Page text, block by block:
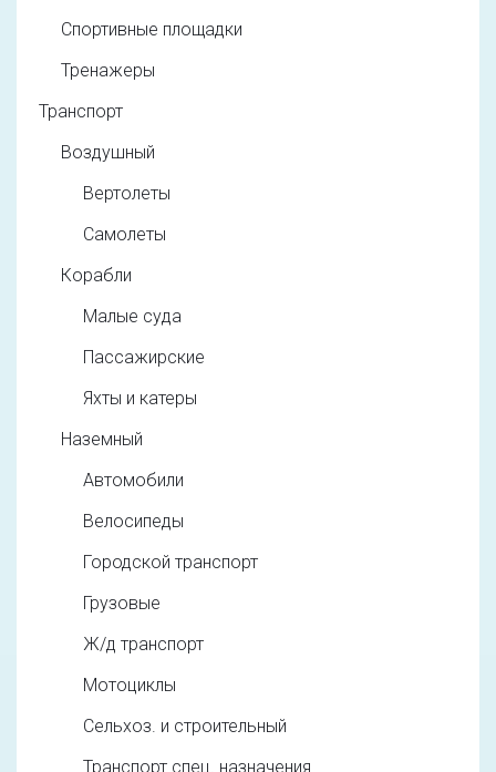
Спортивные площадки
Тренажеры
Транспорт
Воздушный
Вертолеты
Самолеты
Корабли
Малые суда
Пассажирские
Яхты и катеры
Наземный
Автомобили
Велосипеды
Городской транспорт
Грузовые
Ж/д транспорт
Мотоциклы
Сельхоз. и строительный
Транспорт спец. назначения